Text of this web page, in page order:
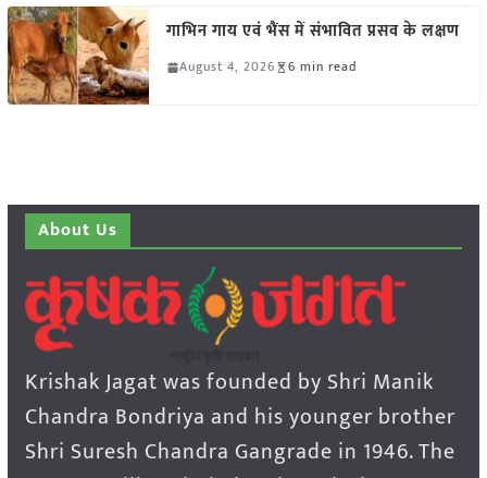
गाभिन गाय एवं भैंस में संभावित प्रसव के लक्षण
August 4, 2026 6 min read
About Us
Krishak Jagat was founded by Shri Manik
Chandra Bondriya and his younger brother
Shri Suresh Chandra Gangrade in 1946. The